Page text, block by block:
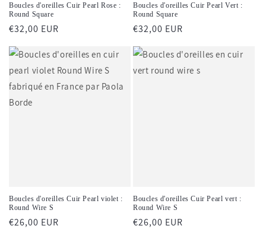
Boucles d'oreilles Cuir Pearl Rose :
Round Square
Prix
€32,00 EUR
Boucles d'oreilles Cuir Pearl Vert :
Round Square
Prix
€32,00 EUR
Boucles d'oreilles Cuir Pearl violet :
Round Wire S
Prix
€26,00 EUR
Boucles d'oreilles Cuir Pearl vert :
Round Wire S
Prix
€26,00 EUR